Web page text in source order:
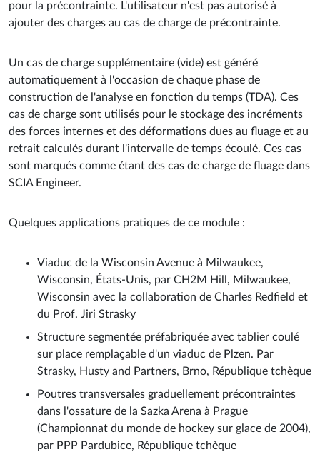
pour la précontrainte. L'utilisateur n'est pas autorisé à
ajouter des charges au cas de charge de précontrainte.
Un cas de charge supplémentaire (vide) est généré
automatiquement à l'occasion de chaque phase de
construction de l'analyse en fonction du temps (TDA). Ces
cas de charge sont utilisés pour le stockage des incréments
des forces internes et des déformations dues au fluage et au
retrait calculés durant l'intervalle de temps écoulé. Ces cas
sont marqués comme étant des cas de charge de fluage dans
SCIA Engineer.
Quelques applications pratiques de ce module :
Viaduc de la Wisconsin Avenue à Milwaukee,
Wisconsin, États-Unis, par CH2M Hill, Milwaukee,
Wisconsin avec la collaboration de Charles Redfield et
du Prof. Jiri Strasky
Structure segmentée préfabriquée avec tablier coulé
sur place remplaçable d'un viaduc de Plzen. Par
Strasky, Husty and Partners, Brno, République tchèque
Poutres transversales graduellement précontraintes
dans l'ossature de la Sazka Arena à Prague
(Championnat du monde de hockey sur glace de 2004),
par PPP Pardubice, République tchèque